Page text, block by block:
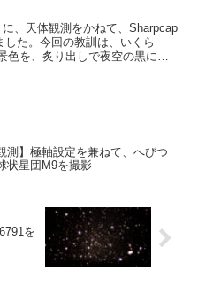
、天体観測をかねて、Sharpcap
た。今回の教訓は、いくら
を、炙り出しで夜空の黒に変
測】極軸設定を兼ねて、へびつ
状星団M9を撮影
を